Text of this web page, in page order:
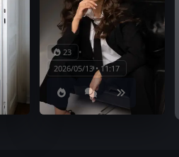
23 •
2026/05/13 • 11:17